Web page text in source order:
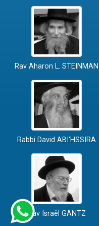
Rav Aharon L. STEINMAN
Rabbi David ABI'HSSIRA
Rav Israël GANTZ